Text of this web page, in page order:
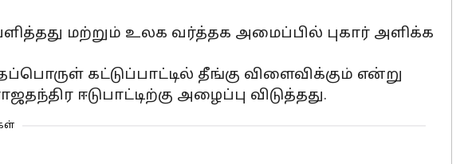
மற்றும் உலக வர்த்தக அமைப்பில் புகார் அளிக்க
கட்டுப்பாட்டில் தீங்கு விளைவிக்கும் என்று
ஈடுபாட்டிற்கு அழைப்பு விடுத்தது.